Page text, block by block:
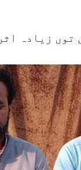
توں زیادہ